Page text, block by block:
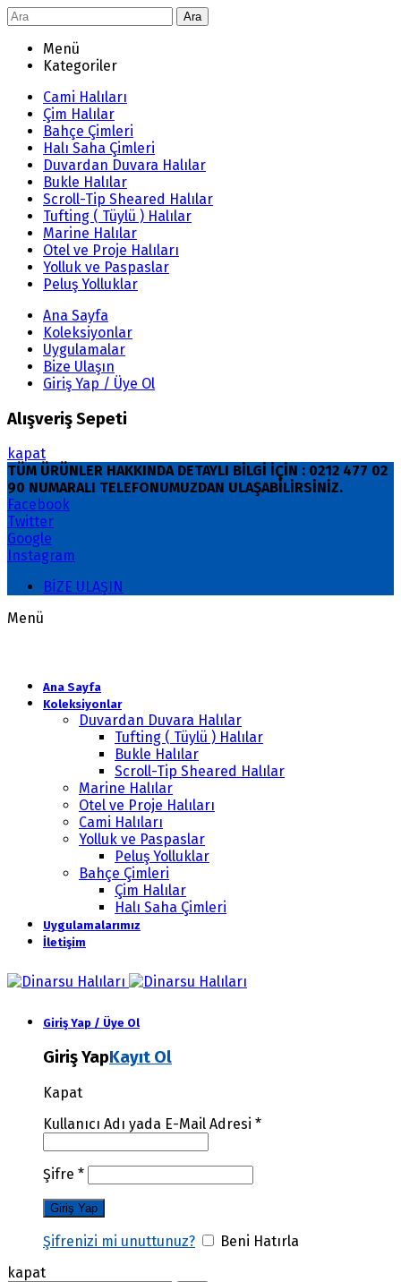
Ara
Menü
Kategoriler
Cami Halıları
Çim Halılar
Bahçe Çimleri
Halı Saha Çimleri
Duvardan Duvara Halılar
Bukle Halılar
Scroll-Tip Sheared Halılar
Tufting ( Tüylü ) Halılar
Marine Halılar
Otel ve Proje Halıları
Yolluk ve Paspaslar
Peluş Yolluklar
Ana Sayfa
Koleksiyonlar
Uygulamalar
Bize Ulaşın
Giriş Yap / Üye Ol
Alışveriş Sepeti
kapat
TÜM ÜRÜNLER HAKKINDA DETAYLI BİLGİ İÇİN : 0212 477 02
90 NUMARALI TELEFONUMUZDAN ULAŞABİLİRSİNİZ.
Facebook
Twitter
Google
Instagram
BİZE ULAŞIN
Menü
Ana Sayfa
Koleksiyonlar
Duvardan Duvara Halılar
Tufting ( Tüylü ) Halılar
Bukle Halılar
Scroll-Tip Sheared Halılar
Marine Halılar
Otel ve Proje Halıları
Cami Halıları
Yolluk ve Paspaslar
Peluş Yolluklar
Bahçe Çimleri
Çim Halılar
Halı Saha Çimleri
Uygulamalarımız
İletişim
Giriş Yap / Üye Ol
Giriş YapKayıt Ol
Kapat
Kullanıcı Adı yada E-Mail Adresi *
Şifre *
Şifrenizi mi unuttunuz?
Beni Hatırla
kapat